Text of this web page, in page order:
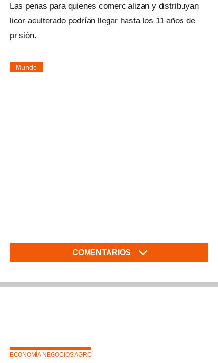
Las penas para quienes comercializan y distribuyan
licor adulterado podrían llegar hasta los 11 años de
prisión.
Mundo
COMENTARIOS